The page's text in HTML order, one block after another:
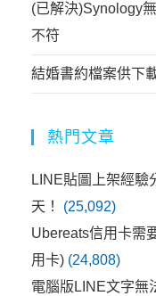
(已解決)Synology
不符
結婚書約檔案供下
熱門文章
LINE貼圖上架經驗
天！
(25,092)
Ubereats信用卡需
用卡) (24,808)
電腦版LINE文字無